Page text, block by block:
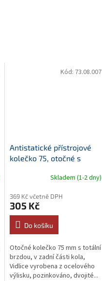
Antistatické přístrojové
kolečko 75, otočné s
Skladem (1-2 dny)
369 Kč včetně DPH
305 Kč
Do košíku
Otočné kolečko 75 mm s totální
brzdou, v zadní části kola,
Vidlice vyrobena z ocelového
výlisku, pozinkováno, dvojité...
Kód: 73.08.007